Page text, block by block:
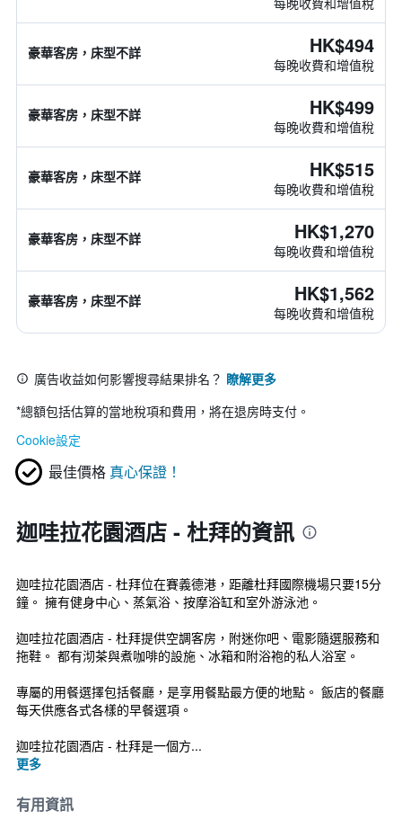
豪華客房，床型不詳 HK$494
每晚收費和增值稅
豪華客房，床型不詳 HK$499
每晚收費和增值稅
豪華客房，床型不詳 HK$515
每晚收費和增值稅
豪華客房，床型不詳 HK$1,270
每晚收費和增值稅
豪華客房，床型不詳 HK$1,562
每晚收費和增值稅
廣告收益如何影響搜尋結果排名？ 瞭解更多
*總額包括估算的當地稅項和費用，將在退房時支付。
Cookie設定
最佳價格 真心保證！
迦哇拉花園酒店 - 杜拜的資訊
迦哇拉花園酒店 - 杜拜位在賽義德港，距離杜拜國際機場只要15分
鐘。 擁有健身中心、蒸氣浴、按摩浴缸和室外游泳池。
迦哇拉花園酒店 - 杜拜提供空調客房，附迷你吧、電影隨選服務和
拖鞋。 都有沏茶與煮咖啡的設施、冰箱和附浴袍的私人浴室。
專屬的用餐選擇包括餐廳，是享用餐點最方便的地點。 飯店的餐廳
每天供應各式各樣的早餐選項。
迦哇拉花園酒店 - 杜拜是一個方...
更多
有用資訊